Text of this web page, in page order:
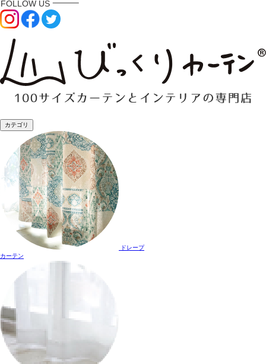
カテゴリ
ドレープ
カーテン